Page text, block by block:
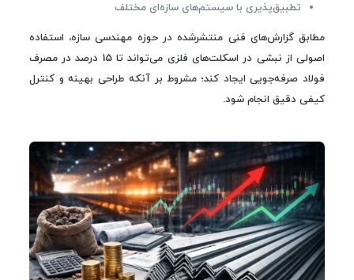
تطبیق‌پذیری با سیستم‌های سازه‌ای مختلف
مطابق گزارش‌های فنی منتشرشده در حوزه مهندسی سازه، استفاده
اصولی از نبشی در اسکلت‌های فلزی می‌تواند تا 15 درصد در مصرف
فولاد صرفه‌جویی ایجاد کند؛ مشروط بر آنکه طراحی بهینه و کنترل
کیفی دقیق انجام شود.